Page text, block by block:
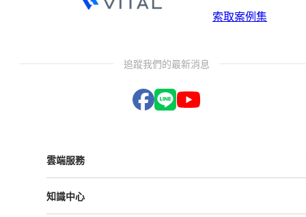
索取案例集
追蹤我們的最新消息
雲端服務
Vital NetZero
知識中心